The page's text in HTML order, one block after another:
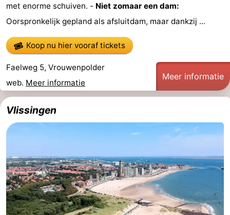
met enorme schuiven. - Niet zomaar een dam:
Oorspronkelijk gepland als afsluitdam, maar dankzij ...
Koop nu hier vooraf tickets
Faelweg 5, Vrouwenpolder
web. Meer informatie
Meer informatie
Vlissingen